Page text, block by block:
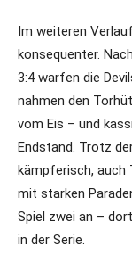
Im weiteren
konsequenter.
3:4 warfen die
nahmen den
vom Eis – und
Endstand. Trotz
kämpferisch, auch
mit starken
Spiel zwei an –
in der Serie.